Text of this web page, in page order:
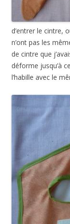
d’entrer le cintre,
n’ont pas les
de cintre que
déforme jusqu’à
l’habille avec le